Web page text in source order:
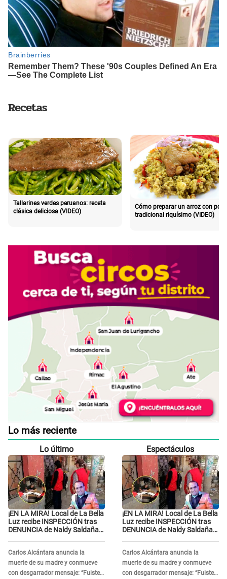
Recetas
Tallarines verdes peruanos: receta
clásica deliciosa (VIDEO)
Cómo preparar un arroz con pollo
tradicional riquísimo (VIDEO)
Lo más reciente
Lo último
¡EN LA MIRA! Local de La Bella
Luz recibe INSPECCIÓN tras
DENUNCIA de Naldy Saldaña
Carlos Alcántara anuncia la
muerte de su madre y conmueve
con desgarrador mensaje: “Fuiste
Espectáculos
¡EN LA MIRA! Local de La Bella
Luz recibe INSPECCIÓN tras
DENUNCIA de Naldy Saldaña
Carlos Alcántara anuncia la
muerte de su madre y conmueve
con desgarrador mensaje: “Fuiste